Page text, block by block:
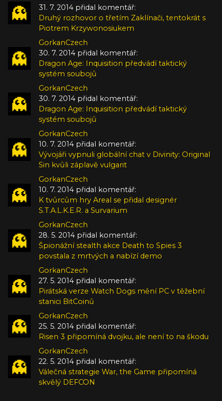
31. 7. 2014 přidal komentář:
Druhý rozhovor o třetím Zaklínači, tentokrát s
Piotrem Krzywonosiukem
GorkanCzech
30. 7. 2014 přidal komentář:
Dragon Age: Inquisition předvádí taktický
systém soubojů
GorkanCzech
30. 7. 2014 přidal komentář:
Dragon Age: Inquisition předvádí taktický
systém soubojů
GorkanCzech
10. 7. 2014 přidal komentář:
Vývojáři vypnuli globální chat v Divinity: Original
Sin kvůli záplavě vulgarit
GorkanCzech
10. 7. 2014 přidal komentář:
K tvůrcům hry Areal se přidal designér
S.T.A.L.K.E.R. a Survarium
GorkanCzech
28. 5. 2014 přidal komentář:
Špionážní stealth akce Death to Spies 3
povstala z mrtvých a nabízí demo
GorkanCzech
27. 5. 2014 přidal komentář:
Pirátská verze Watch Dogs mění PC v těžební
stanici BitCoinů
GorkanCzech
25. 5. 2014 přidal komentář:
Risen 3 připomíná dvojku, ale není to na škodu
GorkanCzech
22. 5. 2014 přidal komentář:
Válečná strategie War, the Game připomíná
skvělý DEFCON